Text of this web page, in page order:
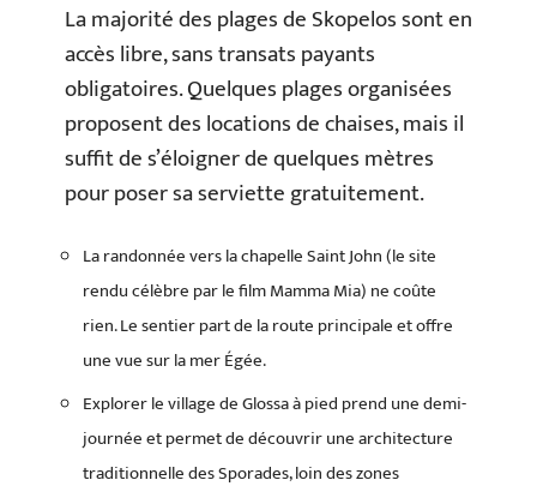
La majorité des plages de Skopelos sont en
accès libre, sans transats payants
obligatoires. Quelques plages organisées
proposent des locations de chaises, mais il
suffit de s’éloigner de quelques mètres
pour poser sa serviette gratuitement.
La randonnée vers la chapelle Saint John (le site
rendu célèbre par le film Mamma Mia) ne coûte
rien. Le sentier part de la route principale et offre
une vue sur la mer Égée.
Explorer le village de Glossa à pied prend une demi-
journée et permet de découvrir une architecture
traditionnelle des Sporades, loin des zones